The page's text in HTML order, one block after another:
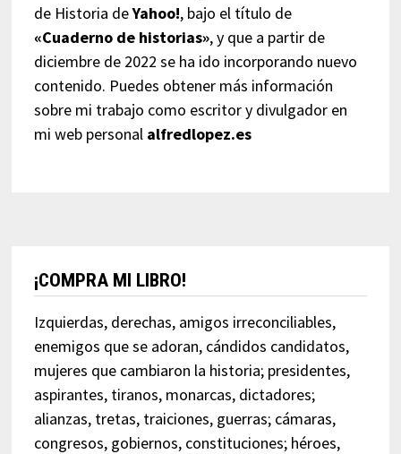
de Historia deYahoo!, bajo el título de
«Cuaderno de historias», y que a partir de
diciembre de 2022 se ha ido incorporando nuevo
contenido. Puedes obtener más información
sobre mi trabajo como escritor y divulgador en
mi web personal alfredlopez.es
¡COMPRA MI LIBRO!
Izquierdas, derechas, amigos irreconciliables,
enemigos que se adoran, cándidos candidatos,
mujeres que cambiaron la historia; presidentes,
aspirantes, tiranos, monarcas, dictadores;
alianzas, tretas, traiciones, guerras; cámaras,
congresos, gobiernos, constituciones; héroes,